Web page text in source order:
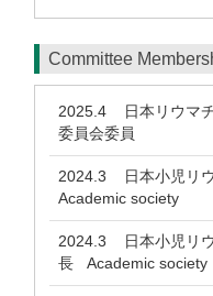
Committee
2025.4 日本リウマ
委員会委員
2024.3 日本小児リ
Academic society
2024.3 日本小児リ
長 Academic society